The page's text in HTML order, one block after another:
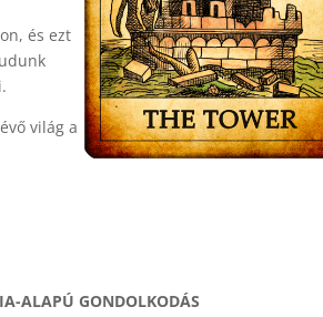
és ezt
világ a
ALAPÚ GONDOLKODÁS